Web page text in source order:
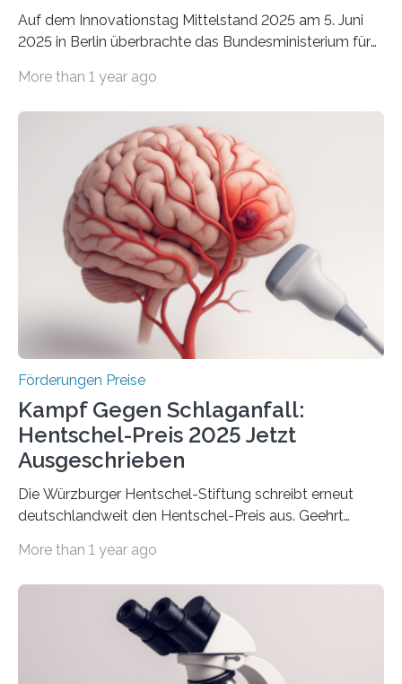
Auf dem Innovationstag Mittelstand 2025 am 5. Juni
2025 in Berlin überbrachte das Bundesministerium für
Überplanmäßige Verpflichtungsermächtigungen in
Woche vom Haushaltsausschuss freigegeben – unter
anderem zur Unterstützung der
Industrieforschungsprogramme Industrielle
Gemeinschaftsforschung (IGF), Zentrales
Innovationsprogramm Mittelstand (ZIM) und
Innovationskompetenz INNO-KOM. Auf dem
Innovationstag Mittelstand 2025 am 5. Juni 2025 in
Berlin überbrachte das Bundesministerium für
Wirtschaft und Energie eine gute Nachricht:
Überplanmäßige Verpflichtungsermächtigungen in
More than 1 year ago
Förderungen Preise
Kampf Gegen Schlaganfall:
Hentschel-Preis 2025 Jetzt
Ausgeschrieben
Die Würzburger Hentschel-Stiftung schreibt erneut
deutschlandweit den Hentschel-Preis aus. Geehrt
hochrangige wissenschaftliche Publikation zum Thema
Schlaganfall“ mit Sitz in Würzburg fördert die
Schlaganfallforschung, um die Behandlung der
Betroffenen zu verbessern. Dazu schreibt sie auch in
diesem Jahr wieder deutschlandweit den Hentschel-
More than 1 year ago